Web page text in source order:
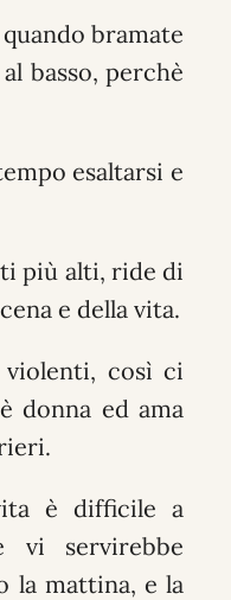
bramate
basso, perchè
esaltarsi e
più alti, ride di
e della vita.
così ci
donna ed ama
è difficile a
vi servirebbe
la mattina, e la